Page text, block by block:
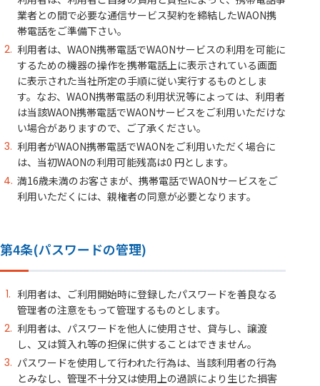
業者との間で必要な通信サービス契約を締結したWAON携
帯電話をご準備下さい。
利用者は、WAON携帯電話でWAONサービスの利用を可能に
するための機器の操作を携帯電話上に表示されている画面
に表示された当社所定の手順に従い実行するものとしま
す。なお、WAON携帯電話の利用状況等によっては、利用者
は当該WAON携帯電話でWAONサービスをご利用いただけな
い場合がありますので、ご了承ください。
利用者がWAON携帯電話でWAONをご利用いただく場合に
は、当初WAONの利用可能残高は0 円とします。
満16歳未満のお客さまが、携帯電話でWAONサービスをご
利用いただくには、親権者の同意が必要となります。
第4条(パスワードの管理)
利用者は、ご利用開始時に登録したパスワードを善良なる
管理者の注意をもって管理するものとします。
利用者は、パスワードを他人に使用させ、貸与し、譲渡
し、又は質入れ等の担保に供することはできません。
パスワードを使用して行われた行為は、当該利用者の行為
とみなし、管理不十分又は使用上の過誤により生じた損害